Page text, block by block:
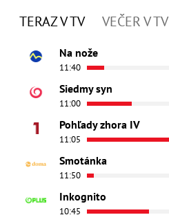
TERAZ V TV VEČER V TV
Na nože
11:40
Siedmy syn
11:00
Pohľady zhora IV
11:05
Smotánka
11:50
Inkognito
10:45